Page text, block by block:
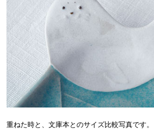
重ねた時と、文庫本とのサイズ比較写真です。